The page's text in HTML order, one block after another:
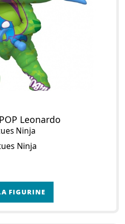
Leonardo
Ninja
Ninja
FIGURINE